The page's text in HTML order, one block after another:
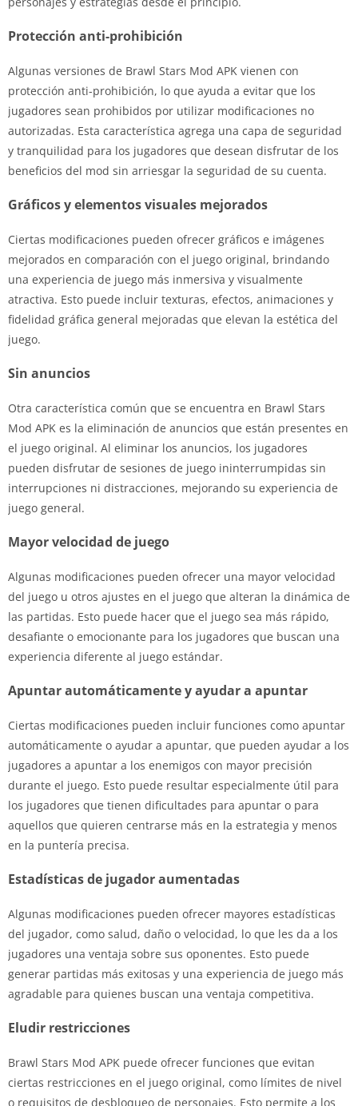
Protección anti-prohibición
Algunas versiones de Brawl Stars Mod APK vienen con
protección anti-prohibición, lo que ayuda a evitar que los
jugadores sean prohibidos por utilizar modificaciones no
autorizadas. Esta característica agrega una capa de seguridad
y tranquilidad para los jugadores que desean disfrutar de los
beneficios del mod sin arriesgar la seguridad de su cuenta.
Gráficos y elementos visuales mejorados
Ciertas modificaciones pueden ofrecer gráficos e imágenes
mejorados en comparación con el juego original, brindando
una experiencia de juego más inmersiva y visualmente
atractiva. Esto puede incluir texturas, efectos, animaciones y
fidelidad gráfica general mejoradas que elevan la estética del
juego.
Sin anuncios
Otra característica común que se encuentra en Brawl Stars
Mod APK es la eliminación de anuncios que están presentes en
el juego original. Al eliminar los anuncios, los jugadores
pueden disfrutar de sesiones de juego ininterrumpidas sin
interrupciones ni distracciones, mejorando su experiencia de
juego general.
Mayor velocidad de juego
Algunas modificaciones pueden ofrecer una mayor velocidad
del juego u otros ajustes en el juego que alteran la dinámica de
las partidas. Esto puede hacer que el juego sea más rápido,
desafiante o emocionante para los jugadores que buscan una
experiencia diferente al juego estándar.
Apuntar automáticamente y ayudar a apuntar
Ciertas modificaciones pueden incluir funciones como apuntar
automáticamente o ayudar a apuntar, que pueden ayudar a los
jugadores a apuntar a los enemigos con mayor precisión
durante el juego. Esto puede resultar especialmente útil para
los jugadores que tienen dificultades para apuntar o para
aquellos que quieren centrarse más en la estrategia y menos
en la puntería precisa.
Estadísticas de jugador aumentadas
Algunas modificaciones pueden ofrecer mayores estadísticas
del jugador, como salud, daño o velocidad, lo que les da a los
jugadores una ventaja sobre sus oponentes. Esto puede
generar partidas más exitosas y una experiencia de juego más
agradable para quienes buscan una ventaja competitiva.
Eludir restricciones
Brawl Stars Mod APK puede ofrecer funciones que evitan
ciertas restricciones en el juego original, como límites de nivel
o requisitos de desbloqueo de personajes. Esto permite a los